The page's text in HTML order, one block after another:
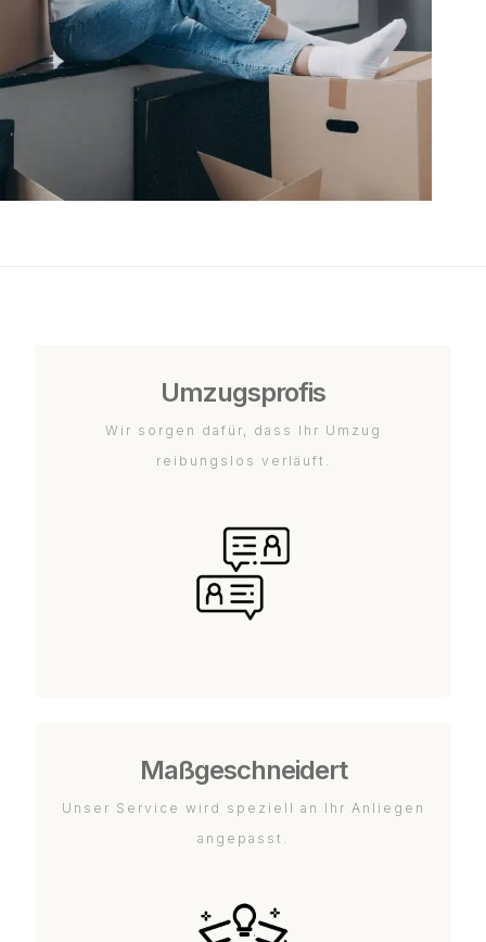
Umzugsprofis
Wir sorgen dafür, dass Ihr Umzug
reibungslos verläuft.
Maßgeschneidert
Unser Service wird speziell an Ihr Anliegen
angepasst.